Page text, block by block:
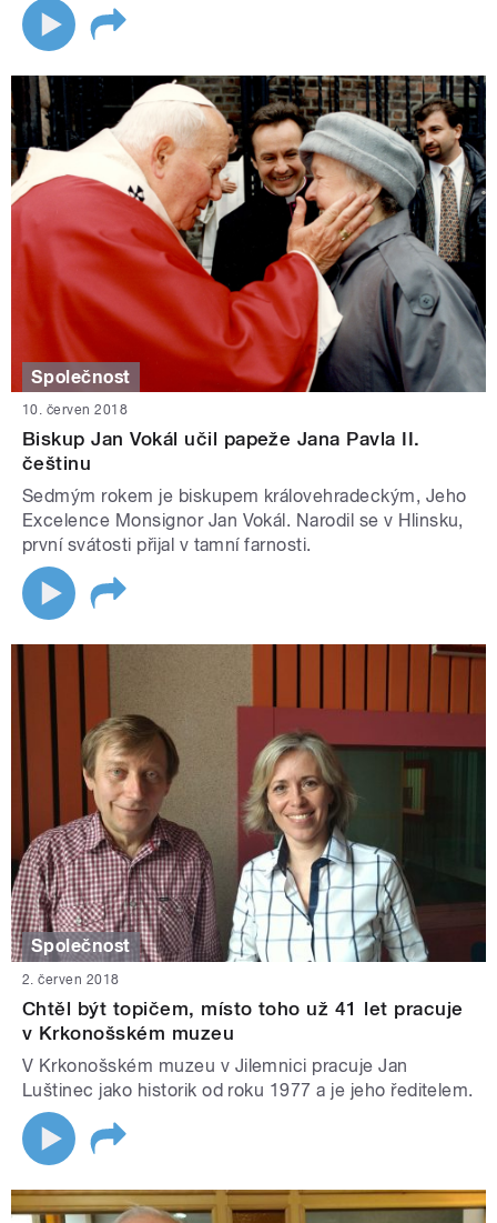
Společnost
10. červen 2018
Biskup Jan Vokál učil papeže Jana Pavla II.
češtinu
Sedmým rokem je biskupem královehradeckým, Jeho
Excelence Monsignor Jan Vokál. Narodil se v Hlinsku,
první svátosti přijal v tamní farnosti.
Společnost
2. červen 2018
Chtěl být topičem, místo toho už 41 let pracuje
v Krkonošském muzeu
V Krkonošském muzeu v Jilemnici pracuje Jan
Luštinec jako historik od roku 1977 a je jeho ředitelem.